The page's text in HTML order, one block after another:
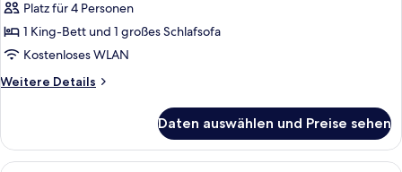
1
Schlafzimmer,
Meerblick
Platz für 4 Personen
1 King-Bett und 1 großes Schlafsofa
Kostenloses WLAN
Weitere Details
Weitere
Suite,
Daten auswählen und Preise sehen
Ein Zimmer mit einem Bett, einer